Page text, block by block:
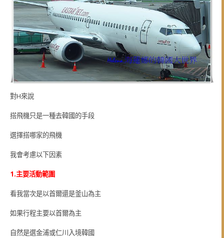
對H來說
搭飛機只是一種去韓國的手段
選擇搭哪家的飛機
我會考慮以下因素
1.主要活動範圍
看我當次是以首爾還是釜山為主
如果行程主要以首爾為主
自然是選金浦或仁川入境韓國